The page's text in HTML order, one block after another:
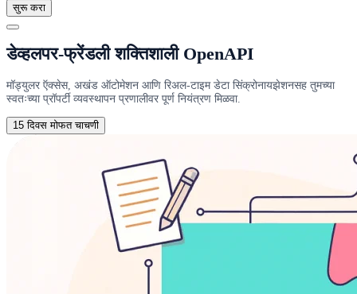
सुरू करा
डेव्हलपर-फ्रेंडली शक्तिशाली OpenAPI
मॉड्युलर ऍक्सेस, अखंड ऑटोमेशन आणि रिअल-टाइम डेटा सिंक्रोनायझेशनसह तुमच्या
स्वतःच्या प्रॉपर्टी व्यवस्थापन प्रणालीवर पूर्ण नियंत्रण मिळवा.
15 दिवस मोफत चाचणी